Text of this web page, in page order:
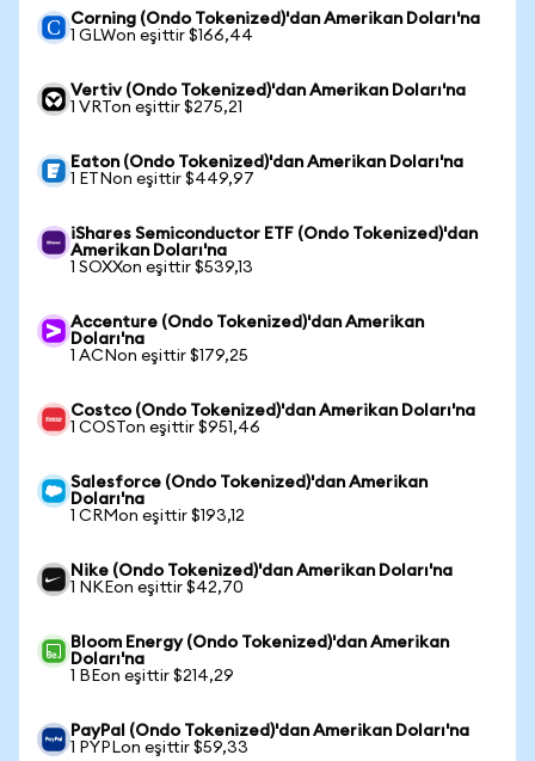
Corning (Ondo Tokenized)'dan Amerikan Doları'na
1 GLWon eşittir $166,44
Vertiv (Ondo Tokenized)'dan Amerikan Doları'na
1 VRTon eşittir $275,21
Eaton (Ondo Tokenized)'dan Amerikan Doları'na
1 ETNon eşittir $449,97
iShares Semiconductor ETF (Ondo Tokenized)'dan
Amerikan Doları'na
1 SOXXon eşittir $539,13
Accenture (Ondo Tokenized)'dan Amerikan
Doları'na
1 ACNon eşittir $179,25
Costco (Ondo Tokenized)'dan Amerikan Doları'na
1 COSTon eşittir $951,46
Salesforce (Ondo Tokenized)'dan Amerikan
Doları'na
1 CRMon eşittir $193,12
Nike (Ondo Tokenized)'dan Amerikan Doları'na
1 NKEon eşittir $42,70
Bloom Energy (Ondo Tokenized)'dan Amerikan
Doları'na
1 BEon eşittir $214,29
PayPal (Ondo Tokenized)'dan Amerikan Doları'na
1 PYPLon eşittir $59,33